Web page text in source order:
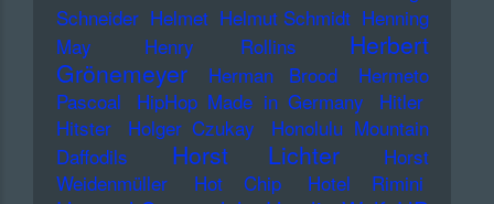
Schneider Helmet Helmut Schmidt Henning
May
Henry Rollins
Herbert
Grönemeyer
Herman Brood
Hermeto
Pascoal
HipHop Made in Germany
Hitler
Hitster
Holger Czukay
Honolulu Mountain
Daffodils
Horst Lichter
Horst
Weidenmüller
Hot Chip Hotel Rimini